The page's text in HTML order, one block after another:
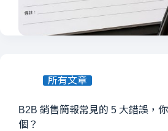
所有文章
B2B 銷售簡報常見的 5 大錯誤，
個？